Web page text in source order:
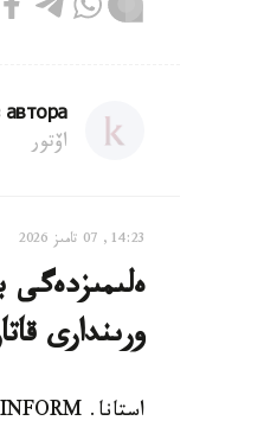
автора
اۆتور
14:23, 07 تامىز 2026
ورىندارى